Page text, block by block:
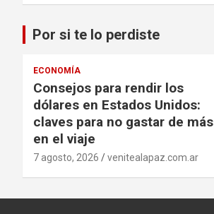
Por si te lo perdiste
ECONOMÍA
Consejos para rendir los
dólares en Estados Unidos:
claves para no gastar de más
en el viaje
7 agosto, 2026 venitealapaz.com.ar